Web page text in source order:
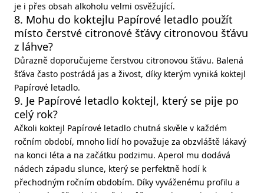
je i přes obsah alkoholu velmi osvěžující.
8. Mohu do koktejlu Papírové letadlo použít
místo čerstvé citronové šťávy citronovou šťávu
z láhve?
Důrazně doporučujeme čerstvou citronovou šťávu. Balená
šťáva často postrádá jas a živost, díky kterým vyniká koktejl
Papírové letadlo.
9. Je Papírové letadlo koktejl, který se pije po
celý rok?
Ačkoli koktejl Papírové letadlo chutná skvěle v každém
ročním období, mnoho lidí ho považuje za obzvláště lákavý
na konci léta a na začátku podzimu. Aperol mu dodává
nádech západu slunce, který se perfektně hodí k
přechodným ročním obdobím. Díky vyváženému profilu a